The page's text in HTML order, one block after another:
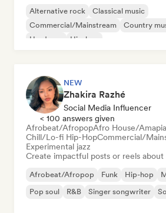
Alternative rock
Classical music
Commercial/Mainstream
Country
Hardcore
Hip-hop
NEW
Zhakira Razhé
Social Media Influencer
< 100 answers given
Afrobeat/AfropopAfro House/
Chill/Lo-fi Hip-HopCommercial/
Experimental jazz
Create impactful posts or reels about
Afrobeat/Afropop Funk Hip-hop
Pop soul
R&B Singer songwriter